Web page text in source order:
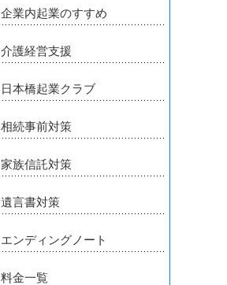
企業内起業のすすめ
介護経営支援
日本橋起業クラブ
相続事前対策
家族信託対策
遺言書対策
エンディングノート
料金一覧